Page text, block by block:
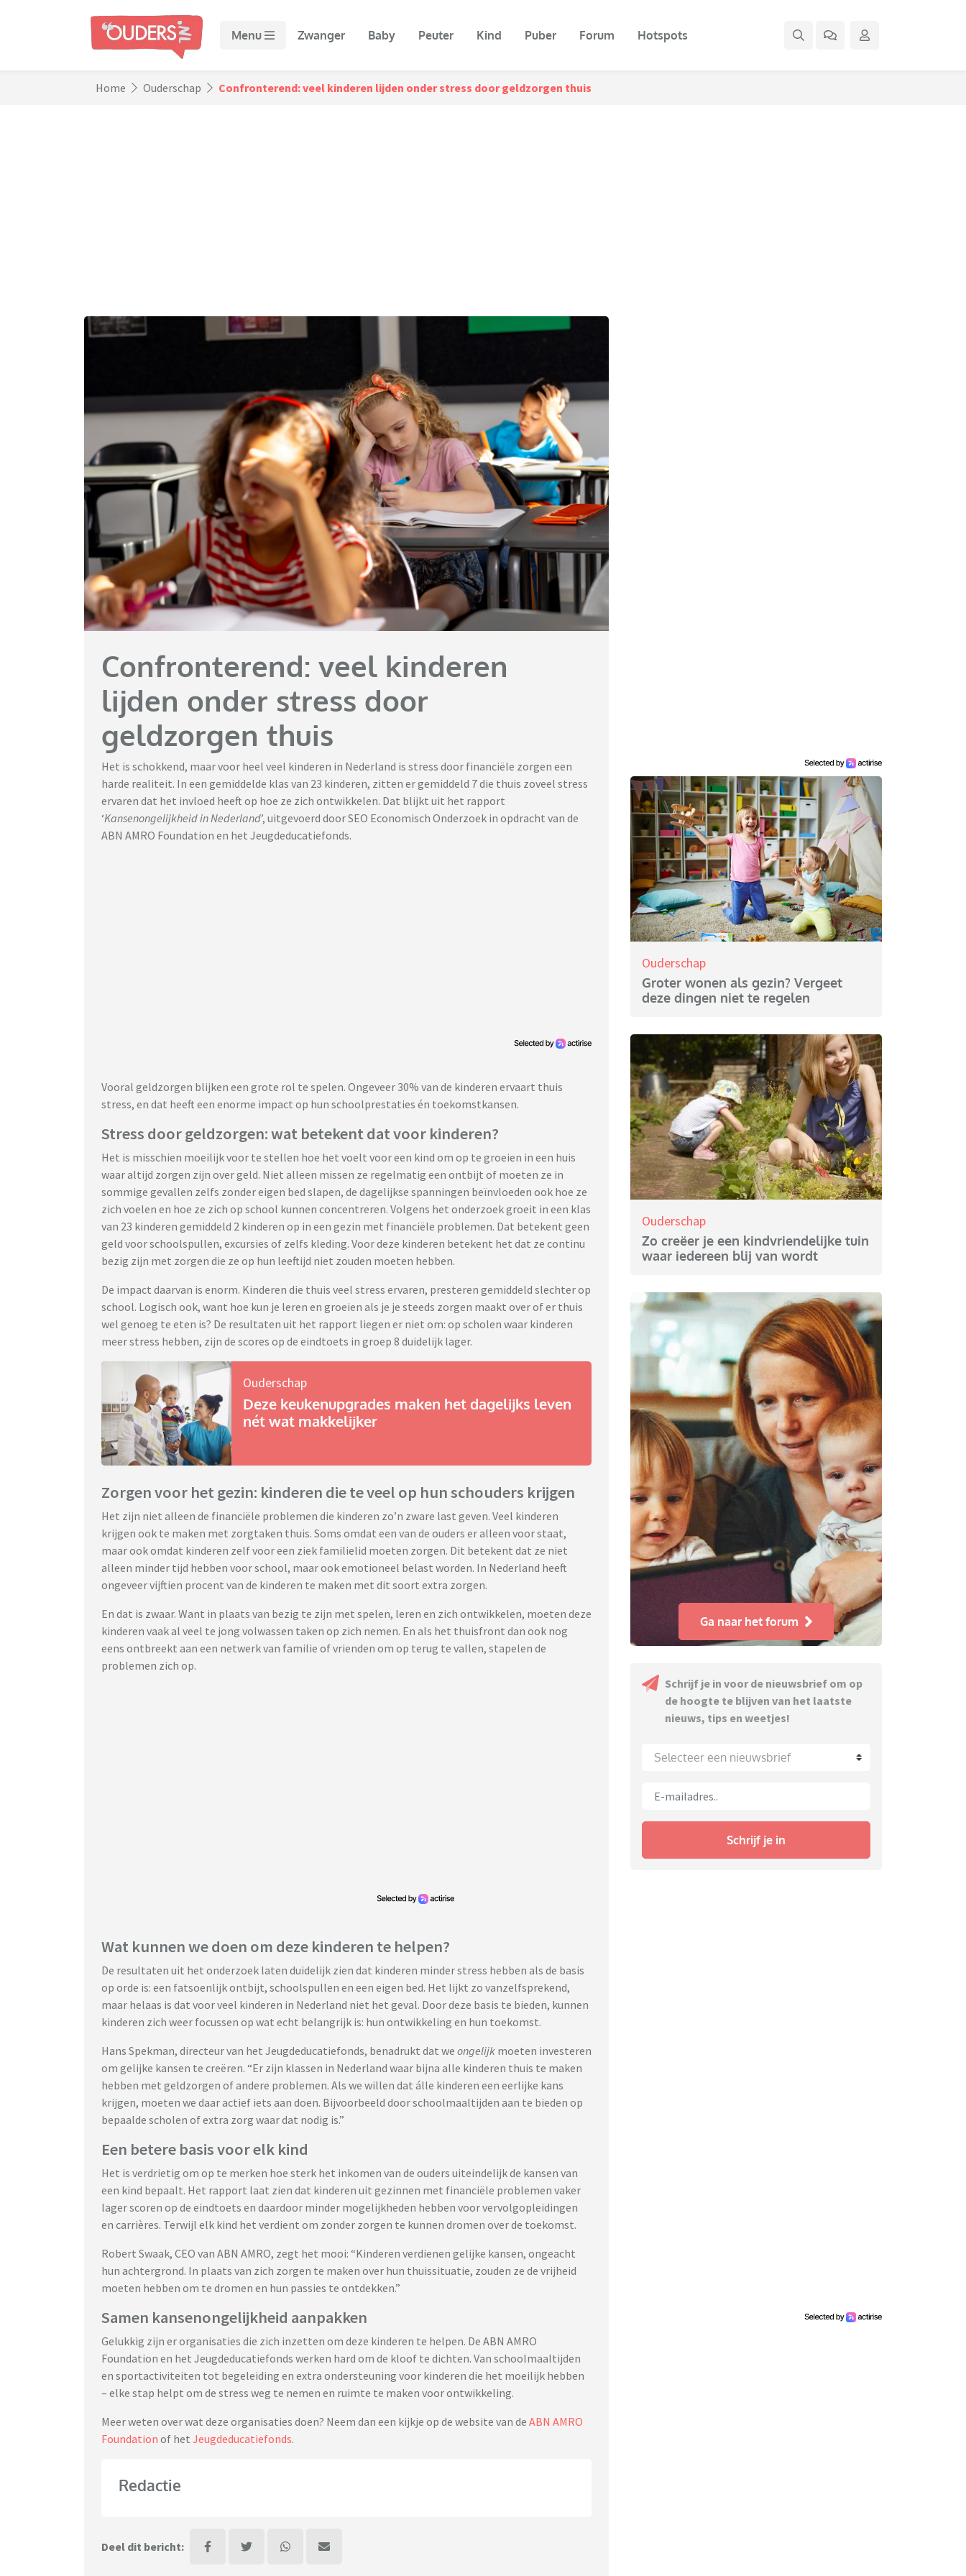
Menu Zwanger Baby Peuter Kind Puber Forum Hotspots
Home Ouderschap Confronterend: veel kinderen lijden onder stress door geldzorgen thuis
Confronterend: veel kinderen
lijden onder stress door
geldzorgen thuis
Het is schokkend, maar voor heel veel kinderen in Nederland is stress door financiële zorgen een
harde realiteit. In een gemiddelde klas van 23 kinderen, zitten er gemiddeld 7 die thuis zoveel stress
ervaren dat het invloed heeft op hoe ze zich ontwikkelen. Dat blijkt uit het rapport
‘Kansenongelijkheid in Nederland’, uitgevoerd door SEO Economisch Onderzoek in opdracht van de
ABN AMRO Foundation en het Jeugdeducatiefonds.
Vooral geldzorgen blijken een grote rol te spelen. Ongeveer 30% van de kinderen ervaart thuis
stress, en dat heeft een enorme impact op hun schoolprestaties én toekomstkansen.
Stress door geldzorgen: wat betekent dat voor kinderen?
Het is misschien moeilijk voor te stellen hoe het voelt voor een kind om op te groeien in een huis
waar altijd zorgen zijn over geld. Niet alleen missen ze regelmatig een ontbijt of moeten ze in
sommige gevallen zelfs zonder eigen bed slapen, de dagelijkse spanningen beïnvloeden ook hoe ze
zich voelen en hoe ze zich op school kunnen concentreren. Volgens het onderzoek groeit in een klas
van 23 kinderen gemiddeld 2 kinderen op in een gezin met financiële problemen. Dat betekent geen
geld voor schoolspullen, excursies of zelfs kleding. Voor deze kinderen betekent het dat ze continu
bezig zijn met zorgen die ze op hun leeftijd niet zouden moeten hebben.
De impact daarvan is enorm. Kinderen die thuis veel stress ervaren, presteren gemiddeld slechter op
school. Logisch ook, want hoe kun je leren en groeien als je je steeds zorgen maakt over of er thuis
wel genoeg te eten is? De resultaten uit het rapport liegen er niet om: op scholen waar kinderen
meer stress hebben, zijn de scores op de eindtoets in groep 8 duidelijk lager.
Ouderschap
Deze keukenupgrades maken het dagelijks leven
nét wat makkelijker
Zorgen voor het gezin: kinderen die te veel op hun schouders krijgen
Het zijn niet alleen de financiële problemen die kinderen zo’n zware last geven. Veel kinderen
krijgen ook te maken met zorgtaken thuis. Soms omdat een van de ouders er alleen voor staat,
maar ook omdat kinderen zelf voor een ziek familielid moeten zorgen. Dit betekent dat ze niet
alleen minder tijd hebben voor school, maar ook emotioneel belast worden. In Nederland heeft
ongeveer vijftien procent van de kinderen te maken met dit soort extra zorgen.
En dat is zwaar. Want in plaats van bezig te zijn met spelen, leren en zich ontwikkelen, moeten deze
kinderen vaak al veel te jong volwassen taken op zich nemen. En als het thuisfront dan ook nog
eens ontbreekt aan een netwerk van familie of vrienden om op terug te vallen, stapelen de
problemen zich op.
Wat kunnen we doen om deze kinderen te helpen?
De resultaten uit het onderzoek laten duidelijk zien dat kinderen minder stress hebben als de basis
op orde is: een fatsoenlijk ontbijt, schoolspullen en een eigen bed. Het lijkt zo vanzelfsprekend,
maar helaas is dat voor veel kinderen in Nederland niet het geval. Door deze basis te bieden, kunnen
kinderen zich weer focussen op wat echt belangrijk is: hun ontwikkeling en hun toekomst.
Hans Spekman, directeur van het Jeugdeducatiefonds, benadrukt dat we ongelijk moeten investeren
om gelijke kansen te creëren. “Er zijn klassen in Nederland waar bijna alle kinderen thuis te maken
hebben met geldzorgen of andere problemen. Als we willen dat álle kinderen een eerlijke kans
krijgen, moeten we daar actief iets aan doen. Bijvoorbeeld door schoolmaaltijden aan te bieden op
bepaalde scholen of extra zorg waar dat nodig is.”
Een betere basis voor elk kind
Het is verdrietig om op te merken hoe sterk het inkomen van de ouders uiteindelijk de kansen van
een kind bepaalt. Het rapport laat zien dat kinderen uit gezinnen met financiële problemen vaker
lager scoren op de eindtoets en daardoor minder mogelijkheden hebben voor vervolgopleidingen
en carrières. Terwijl elk kind het verdient om zonder zorgen te kunnen dromen over de toekomst.
Robert Swaak, CEO van ABN AMRO, zegt het mooi: “Kinderen verdienen gelijke kansen, ongeacht
hun achtergrond. In plaats van zich zorgen te maken over hun thuissituatie, zouden ze de vrijheid
moeten hebben om te dromen en hun passies te ontdekken.”
Samen kansenongelijkheid aanpakken
Gelukkig zijn er organisaties die zich inzetten om deze kinderen te helpen. De ABN AMRO
Foundation en het Jeugdeducatiefonds werken hard om de kloof te dichten. Van schoolmaaltijden
en sportactiviteiten tot begeleiding en extra ondersteuning voor kinderen die het moeilijk hebben
– elke stap helpt om de stress weg te nemen en ruimte te maken voor ontwikkeling.
Meer weten over wat deze organisaties doen? Neem dan een kijkje op de website van de ABN AMRO
Foundation of het Jeugdeducatiefonds.
Redactie
Deel dit bericht:
Ouderschap
Groter wonen als gezin? Vergeet
deze dingen niet te regelen
Ouderschap
Zo creëer je een kindvriendelijke tuin
waar iedereen blij van wordt
Ga naar het forum
Schrijf je in voor de nieuwsbrief om op
de hoogte te blijven van het laatste
nieuws, tips en weetjes!
Selecteer een nieuwsbrief
Schrijf je in